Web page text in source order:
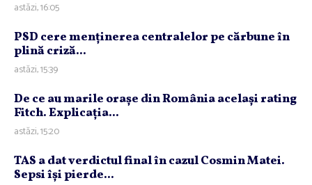
astăzi, 16:05
PSD cere menţinerea centralelor pe cărbune în
plină criză...
astăzi, 15:39
De ce au marile oraşe din România acelaşi rating
Fitch. Explicaţia...
astăzi, 15:20
TAS a dat verdictul final în cazul Cosmin Matei.
Sepsi îşi pierde...